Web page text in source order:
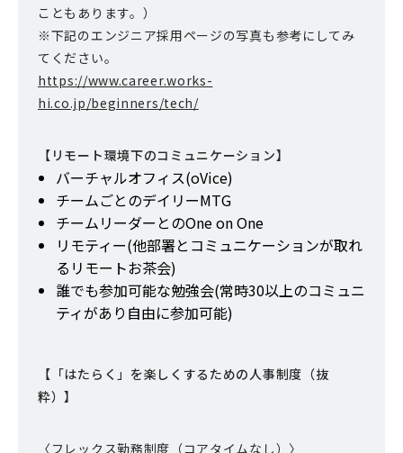
こともあります。）
※下記のエンジニア採用ページの写真も参考にしてみ
てください。
https://www.career.works-
hi.co.jp/beginners/tech/
【リモート環境下のコミュニケーション】
バーチャルオフィス(oVice)
チームごとのデイリーMTG
チームリーダーとのOne on One
リモティー(他部署とコミュニケーションが取れ
るリモートお茶会)
誰でも参加可能な勉強会(常時30以上のコミュニ
ティがあり自由に参加可能)
【「はたらく」を楽しくするための人事制度（抜
粋）】
〈フレックス勤務制度（コアタイムなし）〉